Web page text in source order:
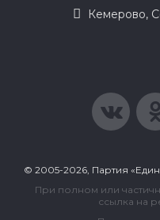
​Кемерово,
© 2005-2026, Партия
При полном или
ссылка на